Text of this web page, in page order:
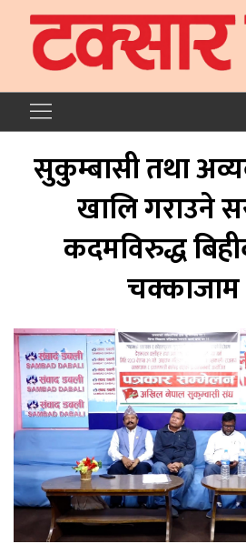
सुकुम्बासी तथा
खालि गराउने
कदमविरुद्ध
चक्काजाम